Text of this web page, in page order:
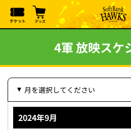
4軍 放映スケ
月を選択してください
2024年9月